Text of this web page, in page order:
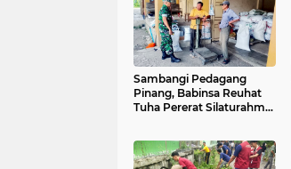
Sambangi Pedagang
Pinang, Babinsa Reuhat
Tuha Pererat Silaturahmi